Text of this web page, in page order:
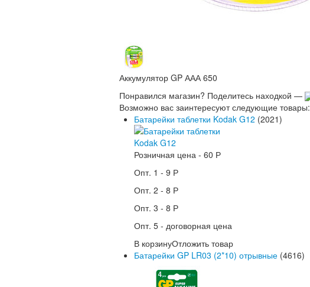
Аккумулятор GP ААА 650
Понравился магазин? Поделитесь находкой —
Возможно вас заинтересуют следующие товары:
Батарейки таблетки Kodak G12 (2021)
Розничная цена - 60 Р
Опт. 1 - 9 Р
Опт. 2 - 8 Р
Опт. 3 - 8 Р
Опт. 5 - договорная цена
В корзинуОтложить товар
Батарейки GP LR03 (2*10) отрывные (4616)